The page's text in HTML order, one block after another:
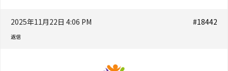
2025年11月22日 4:06 PM #18442
返信